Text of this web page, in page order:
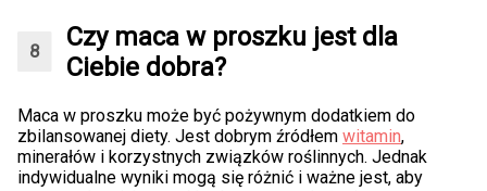
Czy maca w proszku jest dla
Ciebie dobra?
Maca w proszku może być pożywnym dodatkiem do
zbilansowanej diety. Jest dobrym źródłem witamin,
minerałów i korzystnych związków roślinnych. Jednak
indywidualne wyniki mogą się różnić i ważne jest, aby